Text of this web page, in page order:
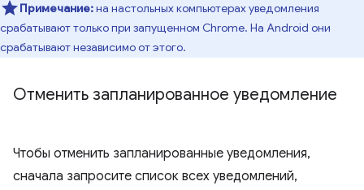
Примечание:на настольных компьютерах уведомления
срабатывают только при запущенном Chrome. На Android они
срабатывают независимо от этого.
Отменить запланированное уведомление
Чтобы отменить запланированные уведомления,
сначала запросите список всех уведомлений,